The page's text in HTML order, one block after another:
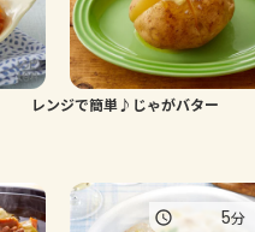
レンジで簡単♪じゃがバター
5分